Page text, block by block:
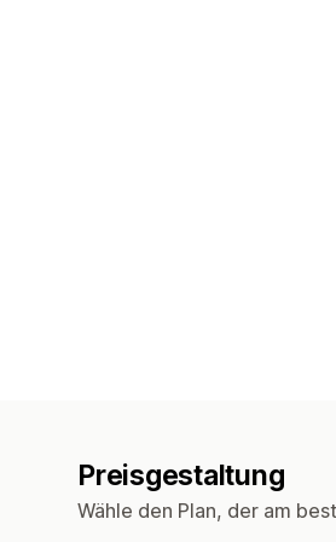
Preisgestaltung
Wähle den Plan, der am